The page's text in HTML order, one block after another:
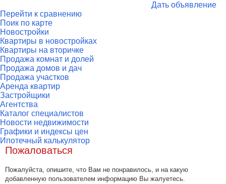
Дать объявление
Перейти к сравнению
Поик по карте
Новостройки
Квартиры в новостройках
Квартиры на вторичке
Продажа комнат и долей
Продажа домов и дач
Продажа участков
Аренда квартир
Застройщики
Агентства
Каталог специалистов
Новости недвижимости
Графики и индексы цен
Ипотечный калькулятор
Пожаловаться
Пожалуйста, опишите, что Вам не понравилось, и на какую
добавленную пользователем информацию Вы жалуетесь.